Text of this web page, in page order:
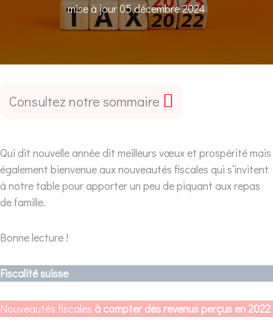
mise à jour 05 décembre 2024
Consultez notre sommaire
Qui dit nouvelle année dit meilleurs vœux et prospérité mais
également bienvenue aux nouveautés fiscales qui s’invitent
à notre table pour apporter un peu de piquant aux repas
de famille.
Bonne lecture !
Fiscalité suisse
Nouveautés fiscales à compter des revenus perçus en 2022